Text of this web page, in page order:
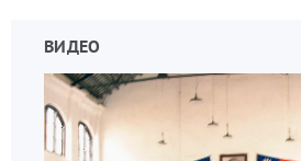
ВИДЕО